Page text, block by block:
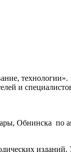
технологии».
и
Обнинска по
изданий.